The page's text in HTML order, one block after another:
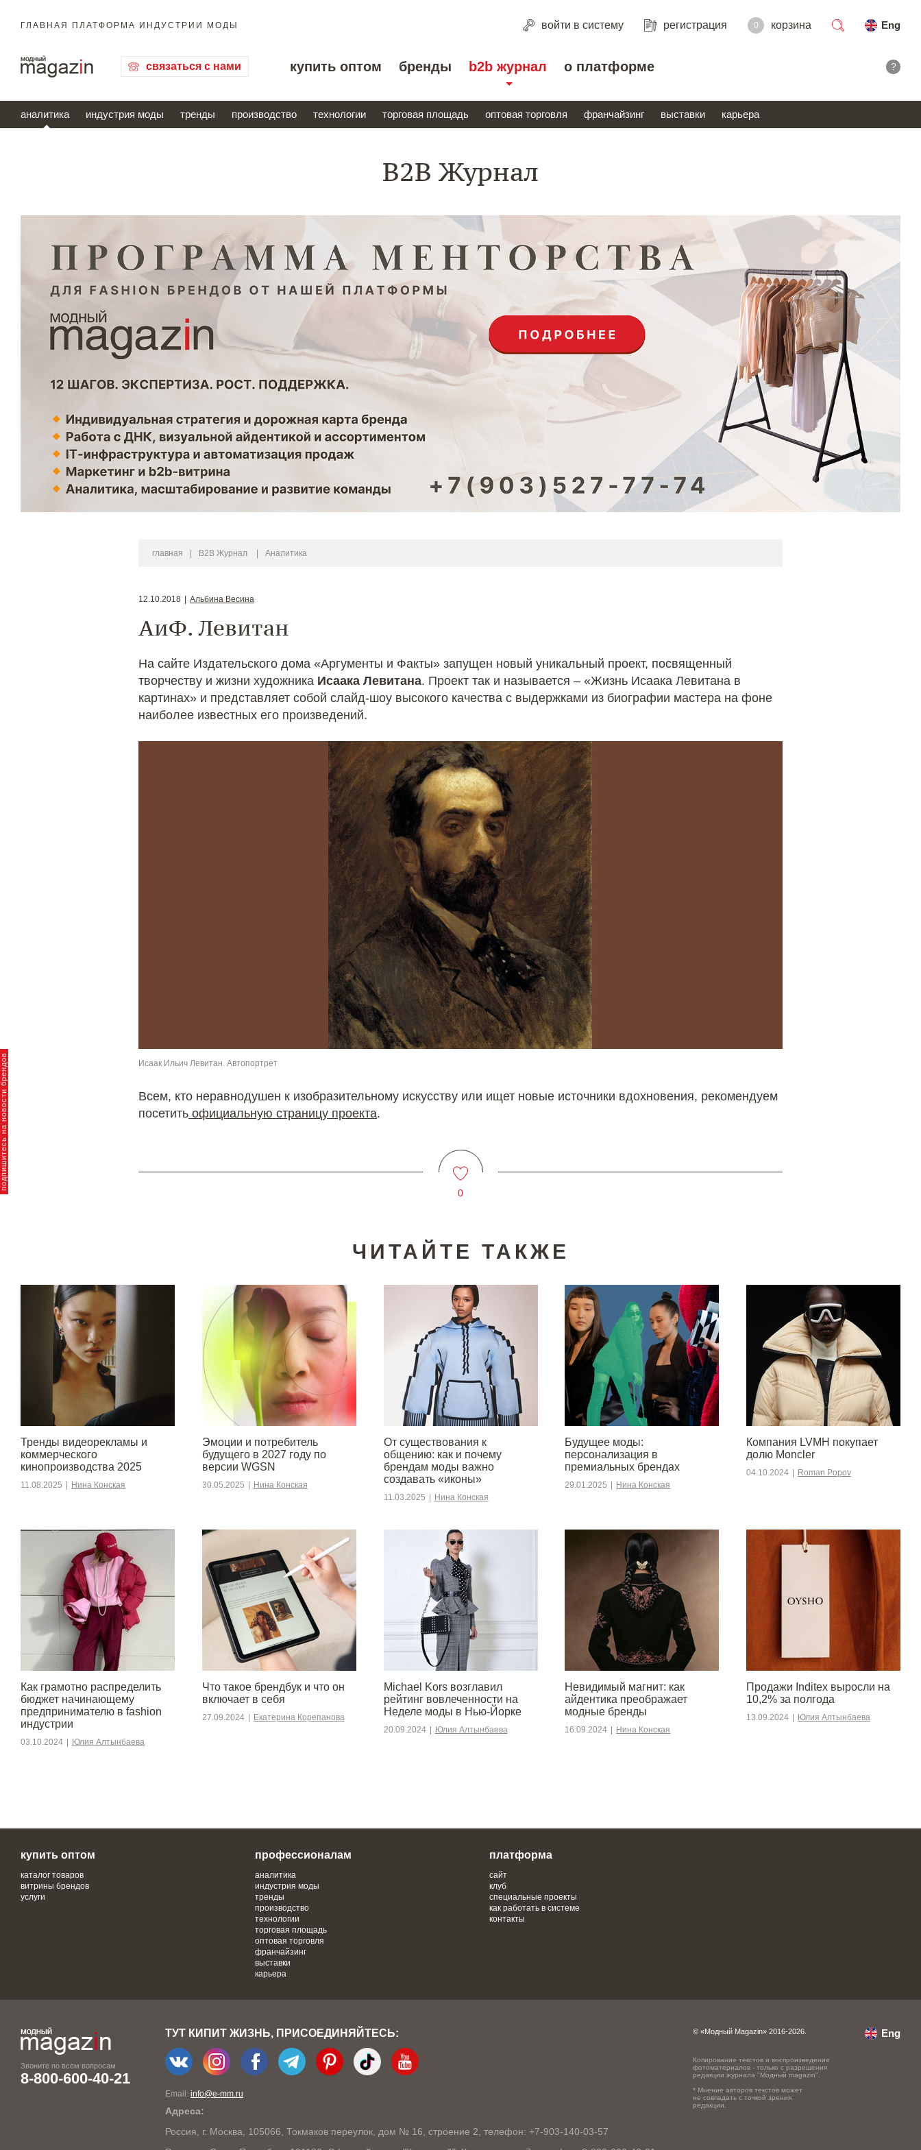
брендов
ГЛАВНАЯ ПЛАТФОРМА ИНДУСТРИИ МОДЫ войти в систему регистрация 0 корзина
Eng
связаться с нами купить оптом бренды b2b журнал о платформе ?
аналитика индустрия моды тренды производство технологии торговая площадь оптовая торговля франчайзинг выставки карьера
B2B Журнал
главная B2B Журнал Аналитика
12.10.2018 Альбина Весина
АиФ. Левитан
На сайте Издательского дома «Аргументы и Факты» запущен новый уникальный проект, посвященный
творчеству и жизни художника Исаака Левитана. Проект так и называется – «Жизнь Исаака Левитана в
картинах» и представляет собой слайд-шоу высокого качества с выдержками из биографии мастера на фоне
наиболее известных его произведений.
Исаак Ильич Левитан. Автопортрет
Всем, кто неравнодушен к изобразительному искусству или ищет новые источники вдохновения, рекомендуем
посетить официальную страницу проекта.
0
ЧИТАЙТЕ ТАКЖЕ
Тренды видеорекламы и
коммерческого
кинопроизводства 2025
11.08.2025 Нина Конская
Эмоции и потребитель
будущего в 2027 году по
версии WGSN
30.05.2025 Нина Конская
От существования к
общению: как и почему
брендам моды важно
создавать «иконы»
11.03.2025 Нина Конская
Будущее моды:
персонализация в
премиальных брендах
29.01.2025 Нина Конская
Компания LVMH покупает
долю Moncler
04.10.2024 Roman Popov
Как грамотно распределить
бюджет начинающему
предпринимателю в fashion
индустрии
03.10.2024 Юлия Алтынбаева
Что такое брендбук и что он
включает в себя
27.09.2024 Екатерина Корепанова
Michael Kors возглавил
рейтинг вовлеченности на
Неделе моды в Нью-Йорке
20.09.2024 Юлия Алтынбаева
Невидимый магнит: как
айдентика преображает
модные бренды
16.09.2024 Нина Конская
Продажи Inditex выросли на
10,2% за полгода
13.09.2024 Юлия Алтынбаева
купить оптом
каталог товаров
витрины брендов
услуги
профессионалам
аналитика
индустрия моды
тренды
производство
технологии
торговая площадь
оптовая торговля
франчайзинг
выставки
карьера
платформа
сайт
клуб
специальные проекты
как работать в системе
контакты
Звоните по всем вопросам
8-800-600-40-21
ТУТ КИПИТ ЖИЗНЬ, ПРИСОЕДИНЯЙТЕСЬ:
Email: info@e-mm.ru
Адреса:
Россия, г. Москва, 105066, Токмаков переулок, дом № 16, строение 2, телефон: +7-903-140-03-57
© «Модный Magazin» 2016-2026.
Копирование текстов и воспроизведение
фотоматериалов - только с разрешения
редакции журнала "Модный magazin".
* Мнение авторов текстов может
не совпадать с точкой зрения
редакции.
Eng